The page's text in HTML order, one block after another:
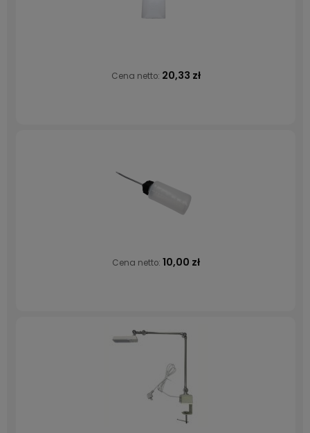
Cena netto: 20,33 zł
Cena netto: 10,00 zł